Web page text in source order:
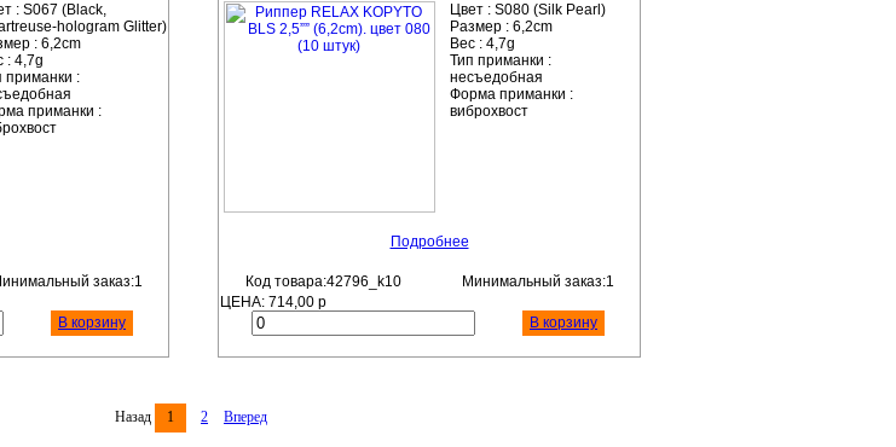
: S067 (Black,
hologram Glitter)
: 6,2cm
: 4,7g
приманки :
приманки :
заказ:1
В корзину
Цвет : S080 (Silk Pearl)
Размер : 6,2cm
Вес : 4,7g
Тип приманки :
несъедобная
Форма приманки :
виброхвост
Подробнее
Код товара:42796_k10
Минимальный заказ:1
ЦЕНА: 714,00 р
В корзину
Назад 1 2 Вперед